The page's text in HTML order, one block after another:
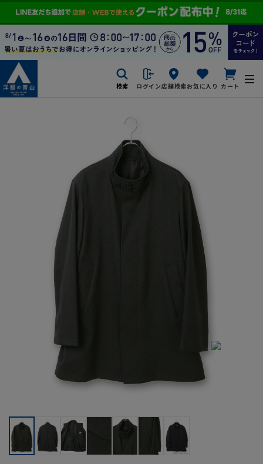
検索 ログイン店舗検索お気に入り カート